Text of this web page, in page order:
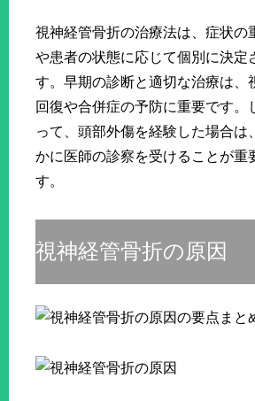
視神経管骨折の治療法は、症状の
や患者の状態に応じて個別に決定
す。早期の診断と適切な治療は、
回復や合併症の予防に重要です。
って、頭部外傷を経験した場合は
かに医師の診察を受けることが重
す。
視神経管骨折の原因